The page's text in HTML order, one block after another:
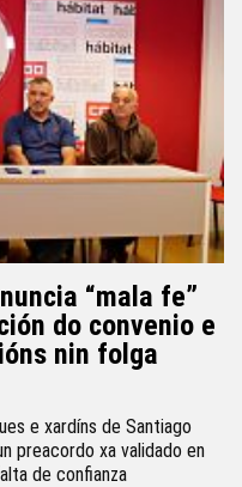
“mala fe”
do convenio e
nin folga
e xardíns de Santiago
preacordo xa validado en
de confianza